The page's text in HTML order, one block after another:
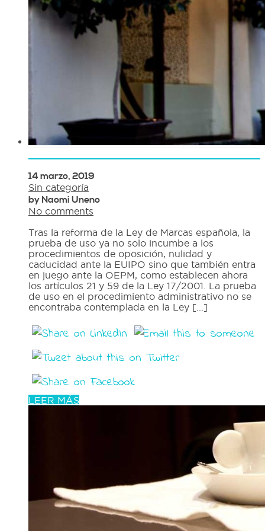
14 marzo, 2019
Sin categoría
by Naomi Uneno
No comments
Tras la reforma de la Ley de Marcas española, la
prueba de uso ya no solo incumbe a los
procedimientos de oposición, nulidad y
caducidad ante la EUIPO sino que también entra
en juego ante la OEPM, como establecen ahora
los artículos 21 y 59 de la Ley 17/2001. La prueba
de uso en el procedimiento administrativo no se
encontraba contemplada en la Ley [...]
LEER MÁS